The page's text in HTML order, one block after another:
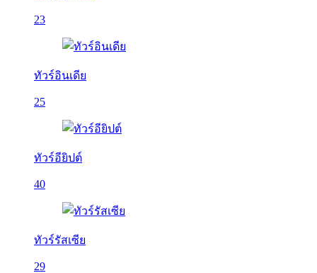
23
ทัวร์อินเดีย
25
ทัวร์อียิปต์
40
ทัวร์รัสเซีย
29